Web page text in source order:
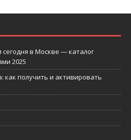
в Москве — каталог
2025
как получить и активировать